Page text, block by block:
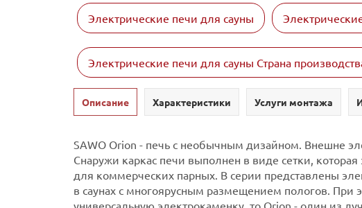
Электрические печи для сауны
Электрические печи для сауны Страна
Описание Характеристики Услуги монтажа
SAWO Orion - печь с необычным дизайном. Внешне
Снаружи каркас печи выполнен в виде сетки,
для коммерческих парных. В серии представлены
в саунах с многоярусным размещением пологов. При
универсальную электрокаменку, то Orion - один из